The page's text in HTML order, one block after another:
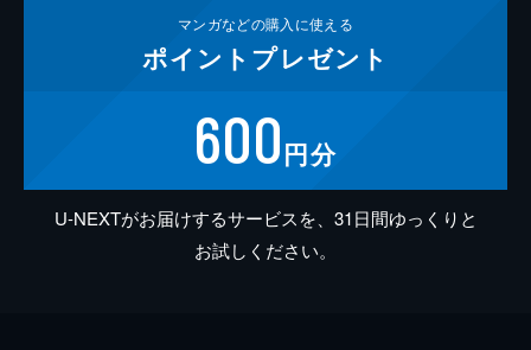
マンガなどの購入に使える
ポイント プレゼント
600円分
U-NEXTがお届けするサービスを、31日間ゆっくりと
お試しください。